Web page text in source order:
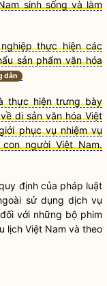
sinh sống và làm
thực hiện các
sản phẩm văn hóa
dẫn
thực hiện trưng bày
di sản văn hóa Việt
phục vụ nhiệm vụ
người Việt Nam.
định của pháp luật
sử dụng dịch vụ
với những bộ phim
lịch Việt Nam và theo